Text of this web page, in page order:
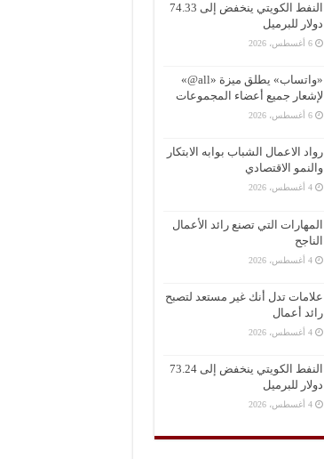
النفط الكويتي ينخفض إلى 74.33
دولار للبرميل
6 أغسطس، 2026
«واتساب» يطلق ميزة «all@»
لإشعار جميع أعضاء المجموعات
6 أغسطس، 2026
رواد الاعمال الشباب بوابه الابتكار
والنمو الاقتصادي
4 أغسطس، 2026
المهارات التي تصنع رائد الأعمال
الناجح
4 أغسطس، 2026
علامات تدل أنك غير مستعد لتصبح
رائد أعمال
4 أغسطس، 2026
النفط الكويتي ينخفض إلى 73.24
دولار للبرميل
4 أغسطس، 2026